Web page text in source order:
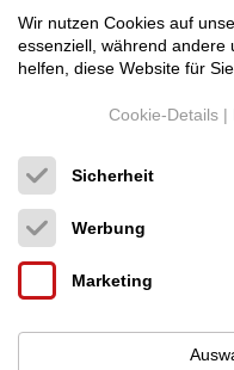
Simon Yorke Designs S 9
Plattenspieler komplett
Neupreis: 12.900 €
Wir nutzen Cookies auf
essenziell, während andere
helfen, diese Website für
Cookie-Details |
Sicherheit
Werbung
Marketing